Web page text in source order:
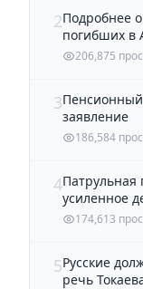
2Подробнее
погибших в
206,875
3Пенсионный
заявление
186,584
4Патрульная
усиленное
174,613
5Русские
речь